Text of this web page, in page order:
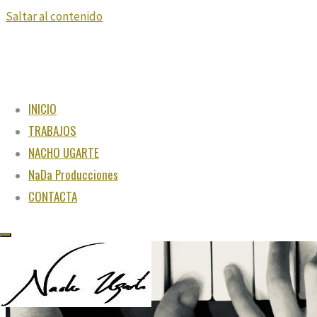
Saltar al contenido
INICIO
TRABAJOS
NACHO UGARTE
NaDa Producciones
CONTACTA
"Juega